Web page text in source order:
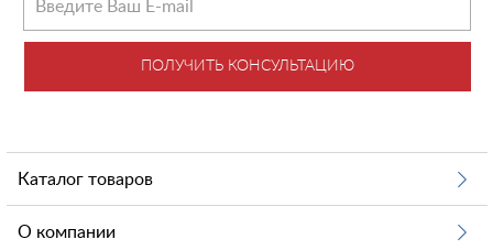
ПОЛУЧИТЬ КОНСУЛЬТАЦИЮ
Каталог товаров
О компании